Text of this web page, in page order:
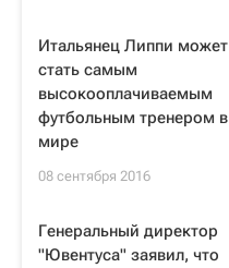
Итальянец Липпи может
стать самым
высокооплачиваемым
футбольным тренером в
мире
08 сентября 2016
Генеральный директор
"Ювентуса" заявил, что